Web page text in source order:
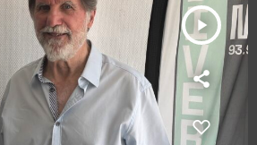
play_arrow